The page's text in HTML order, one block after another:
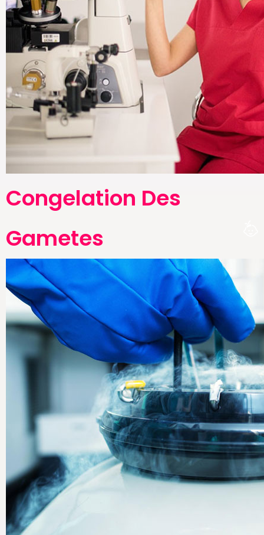
Congelation Des
Gametes